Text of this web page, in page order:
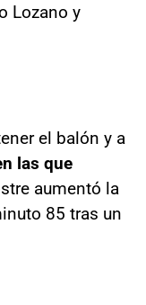
Lozano y
el balón y a
las que
aumentó la
85 tras un